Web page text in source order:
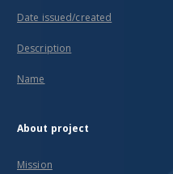
Date issued/created
Description
Name
About project
Mission